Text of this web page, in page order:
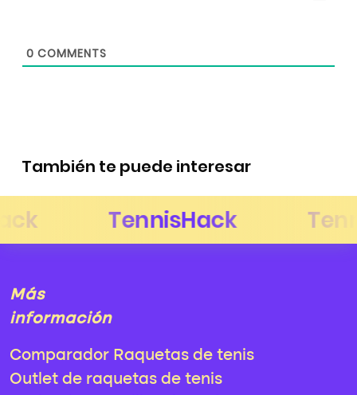
0 COMMENTS
También te puede interesar
Más
información
Comparador Raquetas de tenis
Outlet de raquetas de tenis